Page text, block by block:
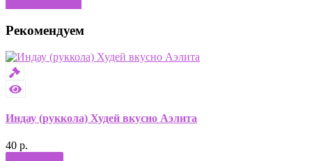
Рекомендуем
Индау (руккола) Худей вкусно Аэлита
40 р.